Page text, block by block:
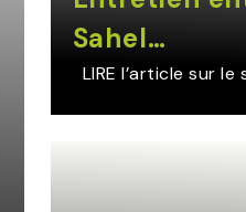
Sahel…
LIRE l’article sur